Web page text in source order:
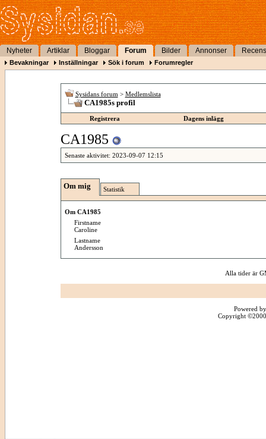
Nyheter Artiklar Bloggar Forum Bilder Annonser
Bevakningar Inställningar Sök i forum Forumregler
Sysidans forum > Medlemslista
CA1985s profil
Registrera Dagens inlägg
CA1985
Senaste aktivitet: 2023-09-07 12:15
Om mig Statistik
Om CA1985
Firstname
Caroline
Lastname
Andersson
Alla tider är
Powered
Copyright